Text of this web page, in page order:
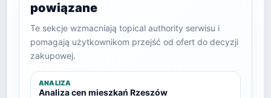
powiązane
Te sekcje wzmacniają topical authority serwisu i
pomagają użytkownikom przejść od ofert do decyzji
zakupowej.
ANALIZA
Analiza cen mieszkań Rzeszów